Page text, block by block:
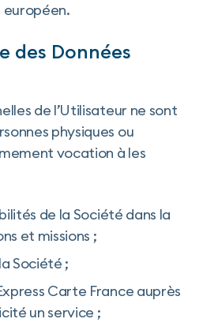
européen.
des Données
de l’Utilisateur ne sont
physiques ou
vocation à les
de la Société dans la
et missions ;
Société ;
Carte France auprès
un service ;